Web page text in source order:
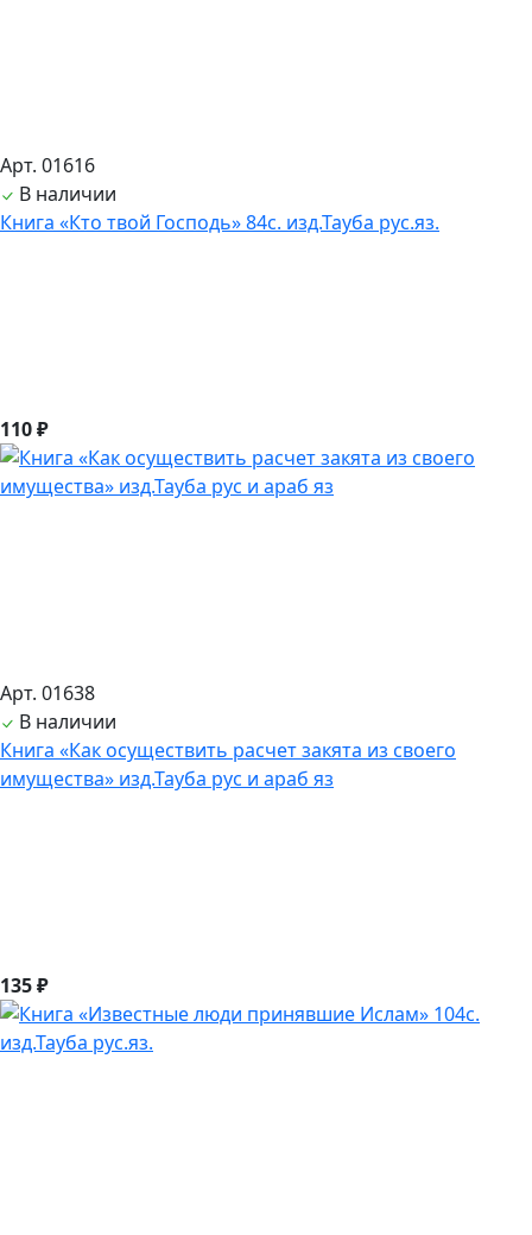
Арт. 01616
В наличии
Книга «Кто твой Господь» 84с. изд.Тауба рус.яз.
110 ₽
Арт. 01638
В наличии
Книга «Как осуществить расчет закята из своего
имущества» изд.Тауба рус и араб яз
135 ₽